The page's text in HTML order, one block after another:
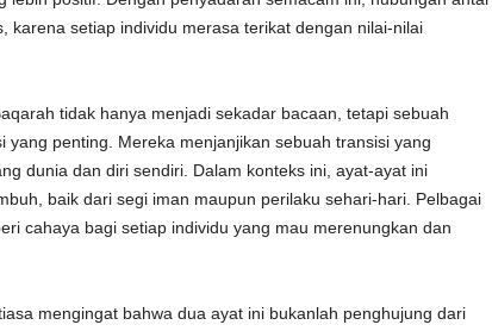
karena setiap individu merasa terikat dengan nilai-nilai
tidak hanya menjadi sekadar bacaan, tetapi sebuah
yang penting. Mereka menjanjikan sebuah transisi yang
dunia dan diri sendiri. Dalam konteks ini, ayat-ayat ini
baik dari segi iman maupun perilaku sehari-hari. Pelbagai
cahaya bagi setiap individu yang mau merenungkan dan
mengingat bahwa dua ayat ini bukanlah penghujung dari